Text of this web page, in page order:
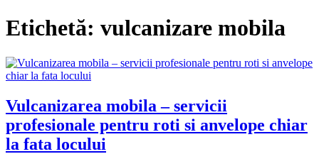
Etichetă: vulcanizare mobila
Vulcanizarea mobila – servicii
profesionale pentru roti si anvelope chiar
la fata locului